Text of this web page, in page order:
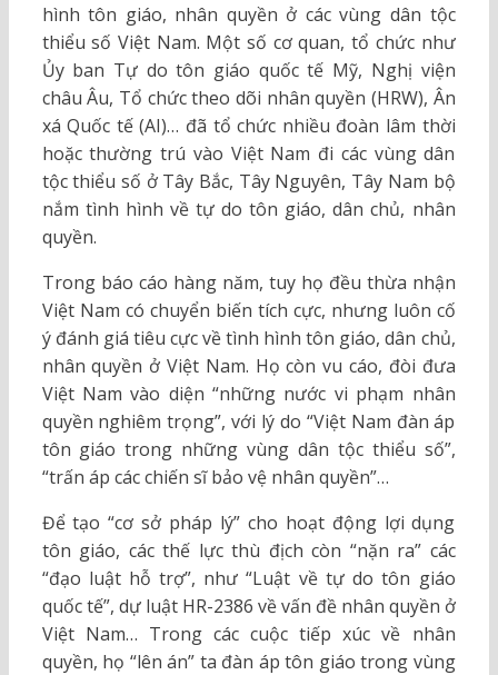
hình tôn giáo, nhân quyền ở các vùng dân tộc
thiểu số Việt Nam. Một số cơ quan, tổ chức như
Ủy ban Tự do tôn giáo quốc tế Mỹ, Nghị viện
châu Âu, Tổ chức theo dõi nhân quyền (HRW), Ân
xá Quốc tế (AI)… đã tổ chức nhiều đoàn lâm thời
hoặc thường trú vào Việt Nam đi các vùng dân
tộc thiểu số ở Tây Bắc, Tây Nguyên, Tây Nam bộ
nắm tình hình về tự do tôn giáo, dân chủ, nhân
quyền.
Trong báo cáo hàng năm, tuy họ đều thừa nhận
Việt Nam có chuyển biến tích cực, nhưng luôn cố
ý đánh giá tiêu cực về tình hình tôn giáo, dân chủ,
nhân quyền ở Việt Nam. Họ còn vu cáo, đòi đưa
Việt Nam vào diện “những nước vi phạm nhân
quyền nghiêm trọng”, với lý do “Việt Nam đàn áp
tôn giáo trong những vùng dân tộc thiểu số”,
“trấn áp các chiến sĩ bảo vệ nhân quyền”…
Để tạo “cơ sở pháp lý” cho hoạt động lợi dụng
tôn giáo, các thế lực thù địch còn “nặn ra” các
“đạo luật hỗ trợ”, như “Luật về tự do tôn giáo
quốc tế”, dự luật HR-2386 về vấn đề nhân quyền ở
Việt Nam… Trong các cuộc tiếp xúc về nhân
quyền, họ “lên án” ta đàn áp tôn giáo trong vùng